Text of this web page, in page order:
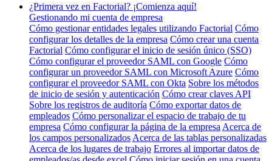
¿Primera vez en Factorial? ¡Comienza aquí!
Gestionando mi cuenta de empresa
Cómo gestionar entidades legales utilizando Factorial Cómo
configurar los detalles de la empresa Cómo crear una cuenta
Factorial Cómo configurar el inicio de sesión único (SSO)
Cómo configurar el proveedor SAML con Google Cómo
configurar un proveedor SAML con Microsoft Azure Cómo
configurar el proveedor SAML con Okta Sobre los métodos
de inicio de sesión y autenticación Cómo crear claves API
Sobre los registros de auditoría Cómo exportar datos de
empleados Cómo personalizar el espacio de trabajo de tu
empresa Cómo configurar la página de la empresa Acerca de
los campos personalizados Acerca de las tablas personalizadas
Acerca de los lugares de trabajo Errores al importar datos de